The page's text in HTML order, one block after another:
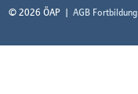
© 2026 ÖAP AGB Fortbildung